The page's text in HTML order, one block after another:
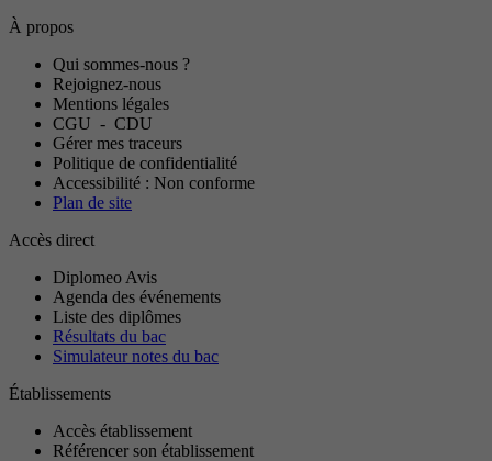
À propos
Qui sommes-nous ?
Rejoignez-nous
Mentions légales
CGU - CDU
Gérer mes traceurs
Politique de confidentialité
Accessibilité : Non conforme
Plan de site
Accès direct
Diplomeo Avis
Agenda des événements
Liste des diplômes
Résultats du bac
Simulateur notes du bac
Établissements
Accès établissement
Référencer son établissement